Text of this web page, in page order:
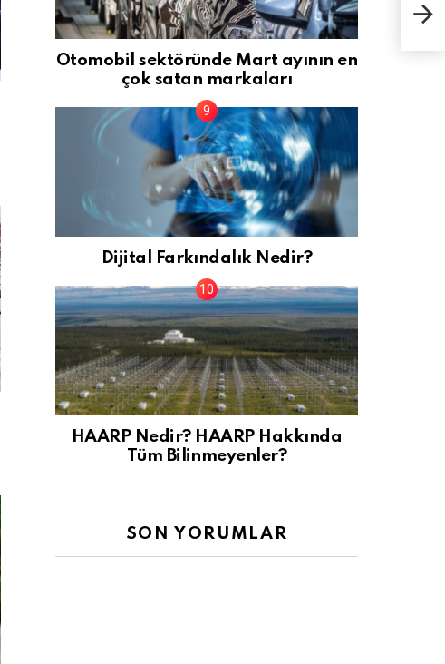
Otomobil sektöründe Mart ayının en
çok satan markaları
Dijital Farkındalık Nedir?
HAARP Nedir? HAARP Hakkında
Tüm Bilinmeyenler?
SON YORUMLAR